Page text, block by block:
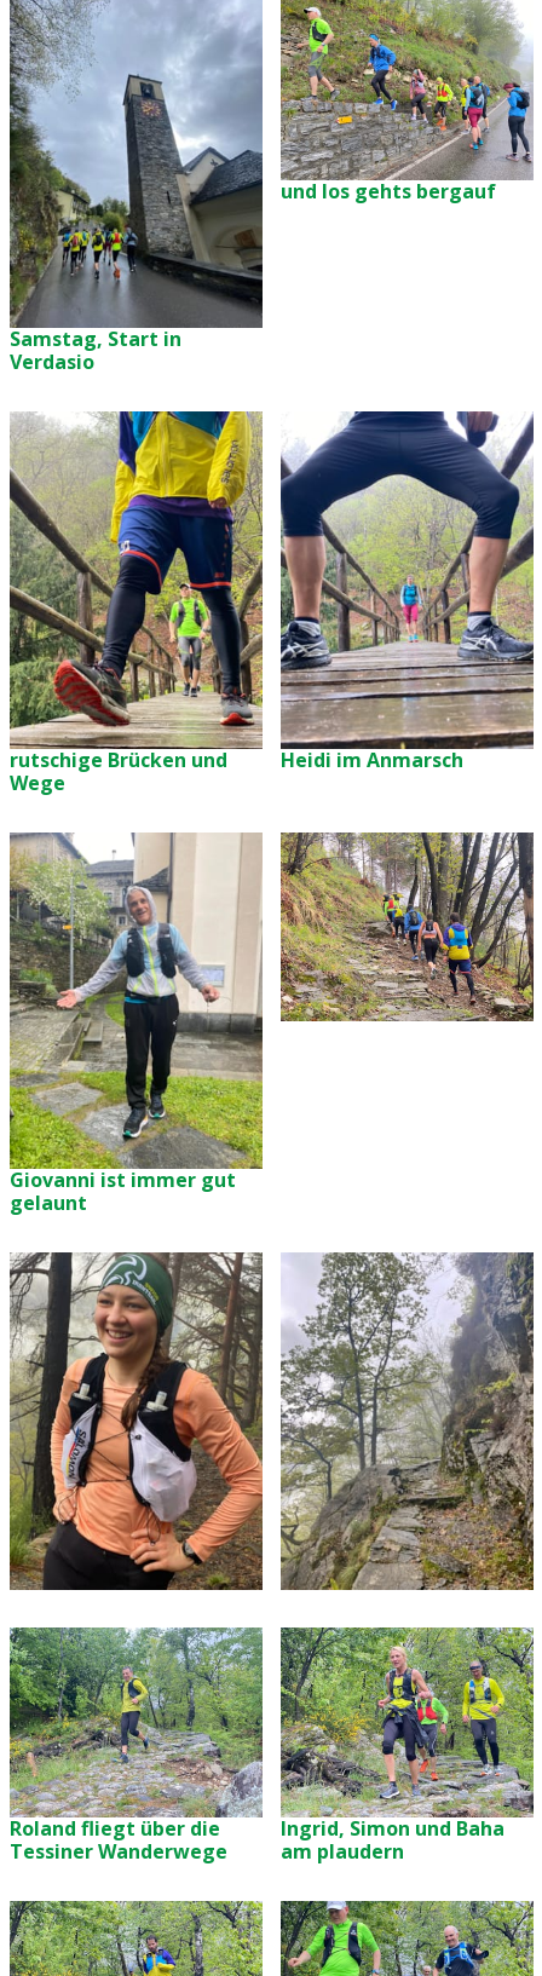
Samstag, Start in
Verdasio
und los gehts bergauf
rutschige Brücken und
Wege
Heidi im Anmarsch
Giovanni ist immer gut
gelaunt
Roland fliegt über die
Tessiner Wanderwege
Ingrid, Simon und Baha
am plaudern